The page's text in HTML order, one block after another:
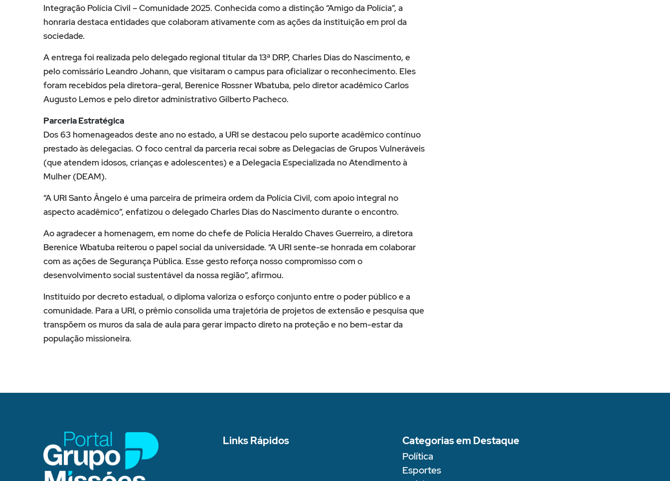
Integração Polícia Civil – Comunidade 2025. Conhecida como a distinção “Amigo da Polícia”, a
honraria destaca entidades que colaboram ativamente com as ações da instituição em prol da
sociedade.
A entrega foi realizada pelo delegado regional titular da 13ª DRP, Charles Dias do Nascimento, e
pelo comissário Leandro Johann, que visitaram o campus para oficializar o reconhecimento. Eles
foram recebidos pela diretora-geral, Berenice Rossner Wbatuba, pelo diretor acadêmico Carlos
Augusto Lemos e pelo diretor administrativo Gilberto Pacheco.
Parceria Estratégica
Dos 63 homenageados deste ano no estado, a URI se destacou pelo suporte acadêmico contínuo
prestado às delegacias. O foco central da parceria recai sobre as Delegacias de Grupos Vulneráveis
(que atendem idosos, crianças e adolescentes) e a Delegacia Especializada no Atendimento à
Mulher (DEAM).
“A URI Santo Ângelo é uma parceira de primeira ordem da Polícia Civil, com apoio integral no
aspecto acadêmico”, enfatizou o delegado Charles Dias do Nascimento durante o encontro.
Ao agradecer a homenagem, em nome do chefe de Polícia Heraldo Chaves Guerreiro, a diretora
Berenice Wbatuba reiterou o papel social da universidade. “A URI sente-se honrada em colaborar
com as ações de Segurança Pública. Esse gesto reforça nosso compromisso com o
desenvolvimento social sustentável da nossa região”, afirmou.
Instituído por decreto estadual, o diploma valoriza o esforço conjunto entre o poder público e a
comunidade. Para a URI, o prêmio consolida uma trajetória de projetos de extensão e pesquisa que
transpõem os muros da sala de aula para gerar impacto direto na proteção e no bem-estar da
população missioneira.
Links Rápidos Categorias em Destaque
Política
Esportes